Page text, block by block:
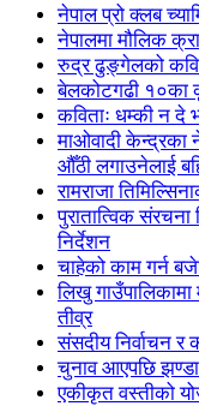
नेपाल प्रो क्लब
नेपालमा मौलिक
रुद्र ढुङ्गेलको
बेलकोटगढी १०का
कविताः धम्की न दे
माओवादी केन्द्रका
औँठी लगाउनेलाई
रामराजा
पुरातात्विक
निर्देशन
चाहेको काम गर्न
लिखु
तीव्र
संसदीय निर्वाचन र
चुनाव आएपछि
एकीकृत वस्तीको